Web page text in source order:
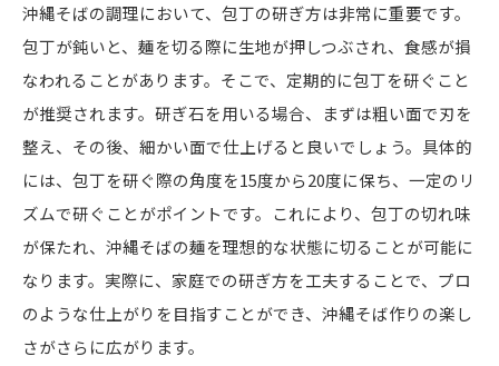
沖縄そばの調理において、包丁の研ぎ方は非常に重要です。
包丁が鈍いと、麺を切る際に生地が押しつぶされ、食感が損
なわれることがあります。そこで、定期的に包丁を研ぐこと
が推奨されます。研ぎ石を用いる場合、まずは粗い面で刃を
整え、その後、細かい面で仕上げると良いでしょう。具体的
には、包丁を研ぐ際の角度を15度から20度に保ち、一定のリ
ズムで研ぐことがポイントです。これにより、包丁の切れ味
が保たれ、沖縄そばの麺を理想的な状態に切ることが可能に
なります。実際に、家庭での研ぎ方を工夫することで、プロ
のような仕上がりを目指すことができ、沖縄そば作りの楽し
さがさらに広がります。